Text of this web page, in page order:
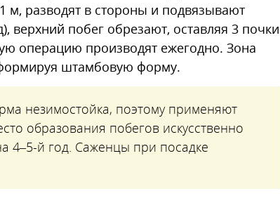
м, разводят в стороны и подвязывают
верхний побег обрезают, оставляя 3 почки
операцию производят ежегодно. Зона
штамбовую форму.
незимостойка, поэтому применяют
образования побегов искусственно
4–5-й год. Саженцы при посадке